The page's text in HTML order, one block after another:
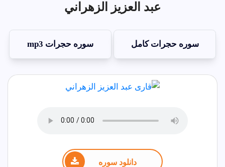
عبد العزيز الزهراني
سوره حجرات کامل سوره حجرات mp3
دانلود سوره